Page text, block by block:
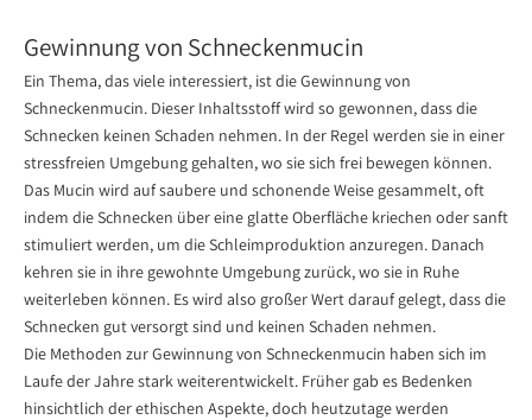
Gewinnung von Schneckenmucin
Ein Thema, das viele interessiert, ist die Gewinnung von
Schneckenmucin. Dieser Inhaltsstoff wird so gewonnen, dass die
Schnecken keinen Schaden nehmen. In der Regel werden sie in einer
stressfreien Umgebung gehalten, wo sie sich frei bewegen können.
Das Mucin wird auf saubere und schonende Weise gesammelt, oft
indem die Schnecken über eine glatte Oberfläche kriechen oder sanft
stimuliert werden, um die Schleimproduktion anzuregen. Danach
kehren sie in ihre gewohnte Umgebung zurück, wo sie in Ruhe
weiterleben können. Es wird also großer Wert darauf gelegt, dass die
Schnecken gut versorgt sind und keinen Schaden nehmen.
Die Methoden zur Gewinnung von Schneckenmucin haben sich im
Laufe der Jahre stark weiterentwickelt. Früher gab es Bedenken
hinsichtlich der ethischen Aspekte, doch heutzutage werden